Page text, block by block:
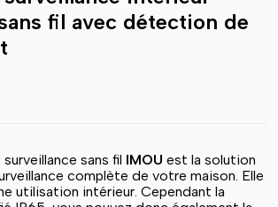
fil avec détection de
sans fil IMOU est la solution
complète de votre maison. Elle
utilisation intérieur. Cependant la